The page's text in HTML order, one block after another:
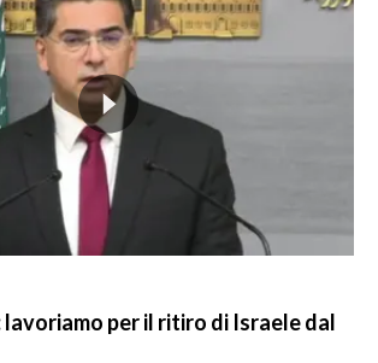
lavoriamo per il ritiro di Israele dal